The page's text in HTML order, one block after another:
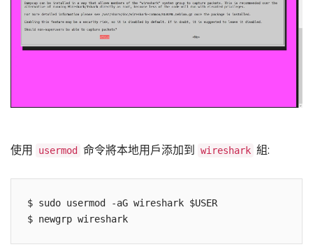
使用 usermod 命令將本地用戶添加到 wireshark 組:
$ sudo usermod -aG wireshark $USER